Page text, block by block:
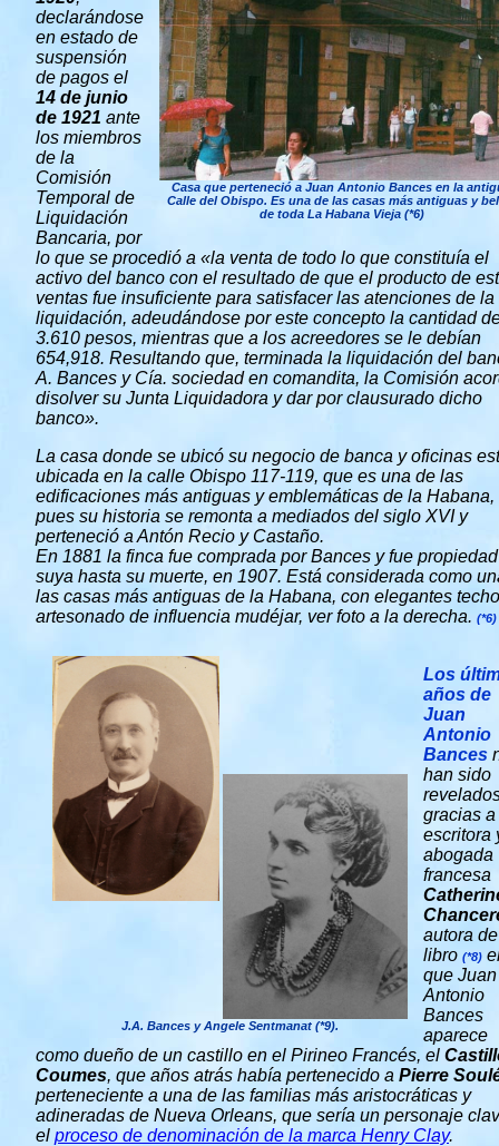
Casa que perteneció a Juan Antonio Bances en la
Calle del Obispo. Es una de las casas más antiguas y
de toda La Habana Vieja (*6)
declarándose
en estado de
suspensión
de pagos el
14 de junio
de 1921 ante
los miembros
de la
Comisión
Temporal de
Liquidación
Bancaria, por
lo que se procedió a «la venta de todo lo que constituía el
activo del banco con el resultado de que el producto de
ventas fue insuficiente para satisfacer las atenciones de la
liquidación, adeudándose por este concepto la cantidad
3.610 pesos, mientras que a los acreedores se le debían
654,918. Resultando que, terminada la liquidación del
A. Bances y Cía. sociedad en comandita, la Comisión
disolver su Junta Liquidadora y dar por clausurado dicho
banco».
La casa donde se ubicó su negocio de banca y oficinas
ubicada en la calle Obispo 117-119, que es una de las
edificaciones más antiguas y emblemáticas de la Habana,
pues su historia se remonta a mediados del siglo XVI y
perteneció a Antón Recio y Castaño.
En 1881 la finca fue comprada por Bances y fue propiedad
suya hasta su muerte, en 1907. Está considerada como
las casas más antiguas de la Habana, con elegantes
artesonado de influencia mudéjar, ver foto a la derecha. (*6)
J.A. Bances y Angele Sentmanat (*9).
Los
años de
Juan
Antonio
Bances
han sido
gracias a
escritora
abogada
francesa
autora
libro (*8)
que Juan
Antonio
Bances
aparece
como dueño de un castillo en el Pirineo Francés, el
Coumes, que años atrás había pertenecido a Pierre
perteneciente a una de las familias más aristocráticas y
adineradas de Nueva Orleans, que sería un personaje
el proceso de denominación de la marca Henry Clay.